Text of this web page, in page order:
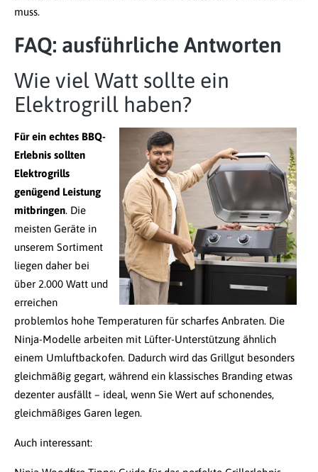
muss.
FAQ: ausführliche Antworten
Wie viel Watt sollte ein
Elektrogrill haben?
Für ein echtes BBQ-
Erlebnis sollten
Elektrogrills
genügend Leistung
mitbringen. Die
meisten Geräte in
unserem Sortiment
liegen daher bei
über 2.000 Watt und
erreichen
problemlos hohe Temperaturen für scharfes Anbraten. Die
Ninja-Modelle arbeiten mit Lüfter-Unterstützung ähnlich
einem Umluftbackofen. Dadurch wird das Grillgut besonders
gleichmäßig gegart, während ein klassisches Branding etwas
dezenter ausfällt – ideal, wenn Sie Wert auf schonendes,
gleichmäßiges Garen legen.
Auch interessant: